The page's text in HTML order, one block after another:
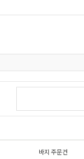
바지 주문건